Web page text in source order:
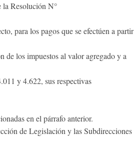
la Resolución N°
para los pagos que se efectúen a partir
de los impuestos al valor agregado y a
y 4.622, sus respectivas
en el párrafo anterior.
de Legislación y las Subdirecciones